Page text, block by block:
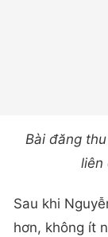
Bài đăng
liên
Sau khi
hơn, không ít